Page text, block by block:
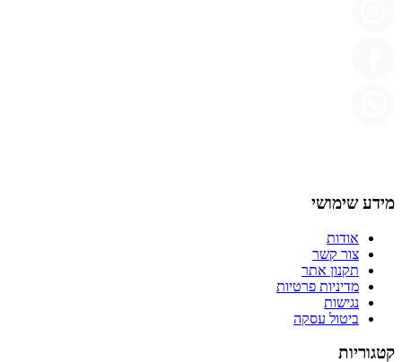
מידע שימושי
אודות
צור קשר
תקנון אתר
מדיניות פרטיות
נגישות
ביטול עסקה
קטגוריות